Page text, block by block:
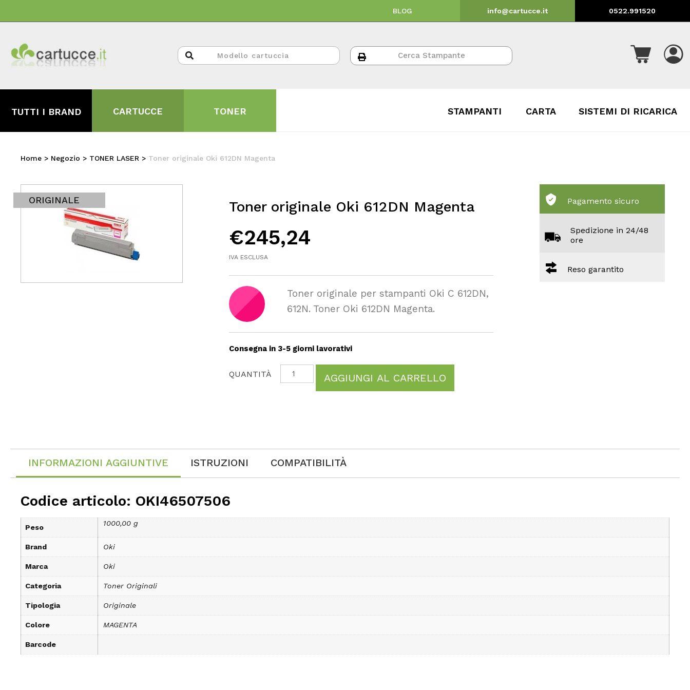
BLOG info@cartucce.it 0522.991520
TUTTI I BRAND CARTUCCE TONER STAMPANTI CARTA SISTEMI DI RICARICA
Home > Negozio > TONER LASER > Toner originale Oki 612DN Magenta
ORIGINALE Toner originale Oki 612DN Magenta
€245,24
IVA ESCLUSA
Toner originale per stampanti Oki C 612DN,
612N. Toner Oki 612DN Magenta.
Consegna in 3-5 giorni lavorativi
AGGIUNGI AL CARRELLO
Pagamento sicuro
Spedizione in 24/48
ore
Reso garantito
INFORMAZIONI AGGIUNTIVE ISTRUZIONI COMPATIBILITÀ
Codice articolo: OKI46507506
Peso 1000,00 g
Brand Oki
Marca Oki
Categoria Toner Originali
Tipologia Originale
Colore MAGENTA
Barcode